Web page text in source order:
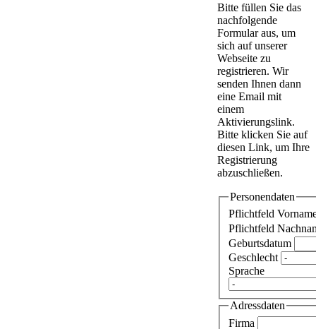
Bitte füllen Sie das
nachfolgende
Formular aus, um
sich auf unserer
Webseite zu
registrieren. Wir
senden Ihnen dann
eine Email mit
einem
Aktivierungslink.
Bitte klicken Sie auf
diesen Link, um Ihre
Registrierung
abzuschließen.
Personendaten
Pflichtfeld
Pflichtfeld
Geburtsdatum
Geschlecht
Sprache
Adressdaten
Firma